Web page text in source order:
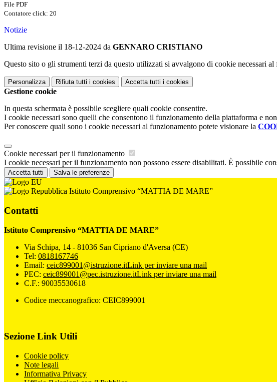
File PDF
Contatore click: 20
Notizie
Ultima revisione il 18-12-2024 da GENNARO CRISTIANO
Questo sito o gli strumenti terzi da questo utilizzati si avvalgono di cookie necessari
Personalizza Rifiuta tutti i cookies Accetta tutti i cookies
Gestione cookie
In questa schermata è possibile scegliere quali cookie consentire.
I cookie necessari sono quelli che consentono il funzionamento della piattaforma e
Per conoscere quali sono i cookie necessari al funzionamento potete visionare la
Cookie necessari per il funzionamento
I cookie necessari per il funzionamento non possono essere disabilitati. È possibile
Accetta tutti Salva le preferenze
Istituto Comprensivo “MATTIA DE MARE”
Contatti
Istituto Comprensivo “MATTIA DE MARE”
Via Schipa, 14 - 81036 San Cipriano d'Aversa (CE)
Tel: 0818167746
Email: ceic899001@istruzione.itLink per inviare una mail
PEC: ceic899001@pec.istruzione.itLink per inviare una mail
C.F.: 90035530618
Codice meccanografico: CEIC899001
Sezione Link Utili
Cookie policy
Note legali
Informativa Privacy